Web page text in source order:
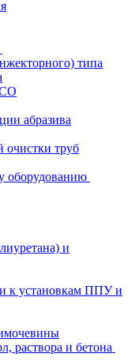
типа
абразива
очистки труб
оборудованию
и
к установкам ППУ и
раствора и бетона